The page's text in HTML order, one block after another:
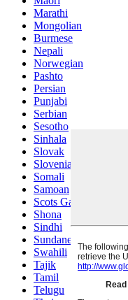
Marathi
Mongolian
Burmese
Nepali
Norwegian
Pashto
Persian
Punjabi
Serbian
Sesotho
Sinhala
Slovak
Slovenian
Somali
Samoan
Scots Gaelic
Shona
Sindhi
Sundanese
Swahili
Tajik
Tamil
Telugu